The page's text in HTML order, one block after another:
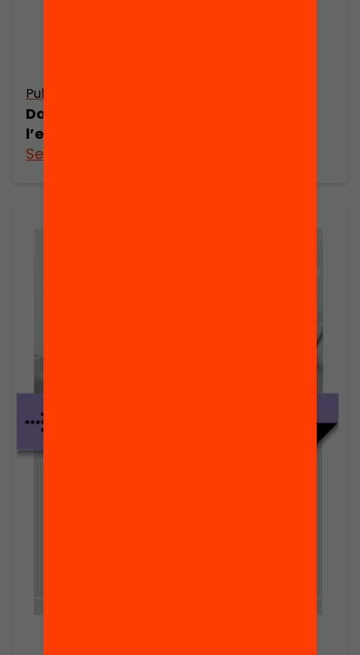
Publicació
Dossier de premsa ampliat. L’estat de
l’educació a Catalunya. Anuari 2016
See more